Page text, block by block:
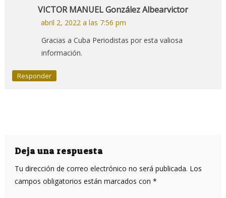
VICTOR MANUEL González Albearvictor
abril 2, 2022 a las 7:56 pm
Gracias a Cuba Periodistas por esta valiosa
información.
Responder
Deja una respuesta
Tu dirección de correo electrónico no será publicada. Los
campos obligatorios están marcados con *